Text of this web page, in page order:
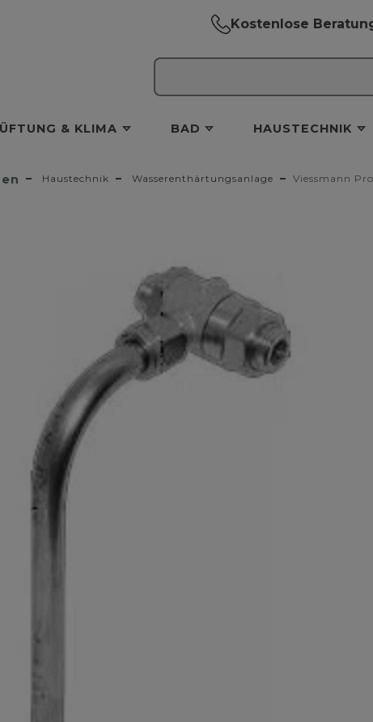
Kostenlose
& KLIMA BAD HAUSTECHNIK
Haustechnik Wasserenthärtungsanlage Viessmann